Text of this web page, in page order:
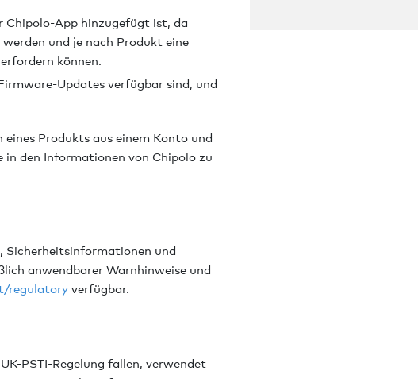
Chipolo-App hinzugefügt ist, da
und je nach Produkt eine
können.
Updates verfügbar sind, und
Produkts aus einem Konto und
den Informationen von Chipolo zu
Sicherheitsinformationen und
anwendbarer Warnhinweise und
regulatoryverfügbar.
PSTI-Regelung fallen, verwendet